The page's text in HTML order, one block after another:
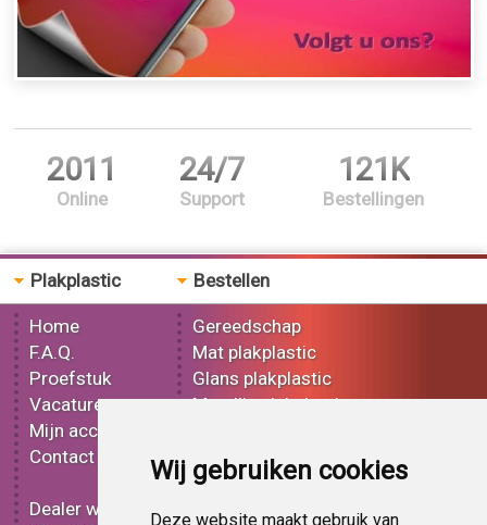
Wij gebruiken cookies
Deze website maakt gebruik van
2011
Online
24/7
Support
121K
Bestellingen
Plakplastic
Home
F.A.Q.
Proefstuk
Vacatures
Mijn account
Contact
Dealer worden
Bestellen
Gereedschap
Mat plakplastic
Glans plakplastic
Metallic plakplastic
Effect plakplastic
Bedrukt plakplastic
Carbon plakplastic